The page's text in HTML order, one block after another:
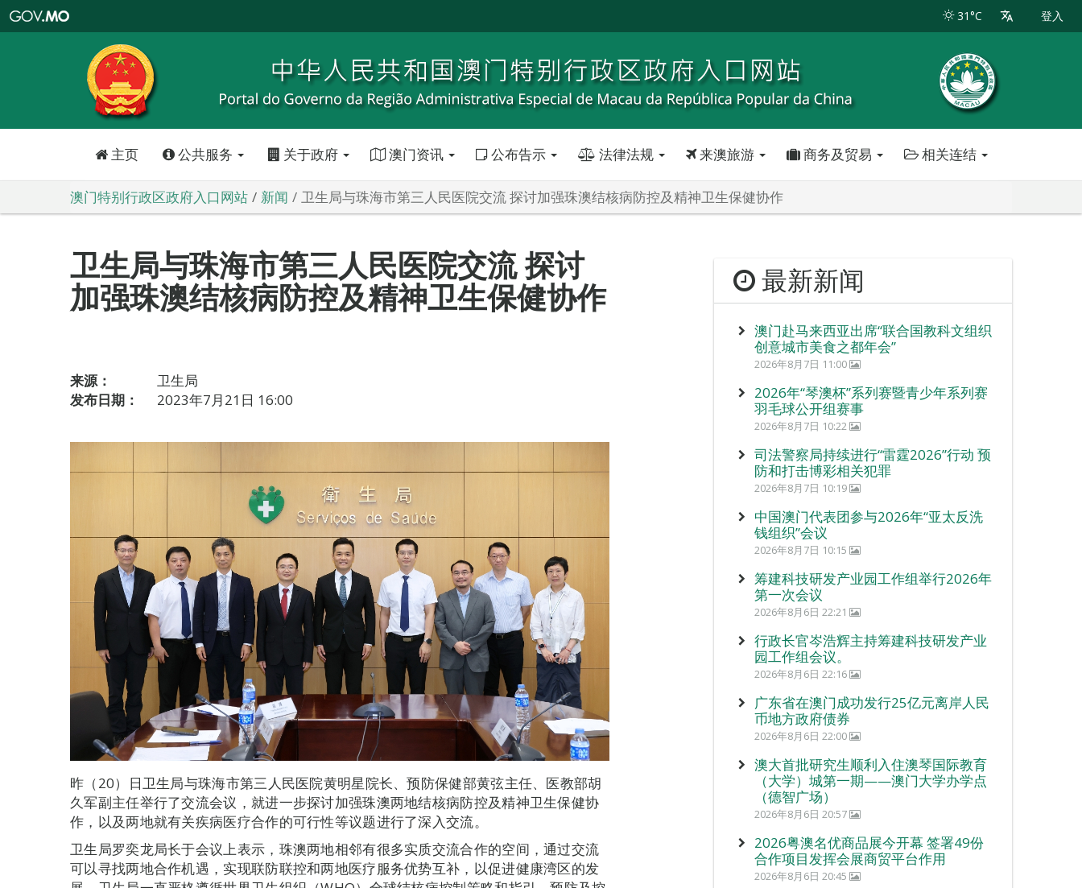
特
政
区
政
口
31°C 登入
主页 公共服务 关于政府 澳门资讯 公布告示 法律法规 来澳旅游 商务及贸易 相关连结
澳门特别行政区政府入口网站 新闻 卫生局与珠海市第三人民医院交流 探讨加强珠澳结核病防控及精神卫生保健协作
卫生局与珠海市第三人民医院交流 探讨
加强珠澳结核病防控及精神卫生保健协作
来源：
卫生局
发布日期：
2023年7月21日 16:00
昨（20）日卫生局与珠海市第三人民医院黄明星院长、预防保健部黄弦主任、医教部胡
久军副主任举行了交流会议，就进一步探讨加强珠澳两地结核病防控及精神卫生保健协
作，以及两地就有关疾病医疗合作的可行性等议题进行了深入交流。
卫生局罗奕龙局长于会议上表示，珠澳两地相邻有很多实质交流合作的空间，通过交流
可以寻找两地合作机遇，实现联防联控和两地医疗服务优势互补，以促进健康湾区的发
最新新闻
澳门赴马来西亚出席“联合国教科文组织
创意城市美食之都年会”
2026年8月7日 11:00
2026年“琴澳杯”系列赛暨青少年系列赛
羽毛球公开组赛事
2026年8月7日 10:22
司法警察局持续进行“雷霆2026”行动 预
防和打击博彩相关犯罪
2026年8月7日 10:19
中国澳门代表团参与2026年“亚太反洗
钱组织”会议
2026年8月7日 10:15
筹建科技研发产业园工作组举行2026年
第一次会议
2026年8月6日 22:21
行政长官岑浩辉主持筹建科技研发产业
园工作组会议。
2026年8月6日 22:16
广东省在澳门成功发行25亿元离岸人民
币地方政府债券
2026年8月6日 22:00
澳大首批研究生顺利入住澳琴国际教育
（大学）城第一期——澳门大学办学点
（德智广场）
2026年8月6日 20:57
2026粤澳名优商品展今开幕 签署49份
合作项目发挥会展商贸平台作用
2026年8月6日 20:45